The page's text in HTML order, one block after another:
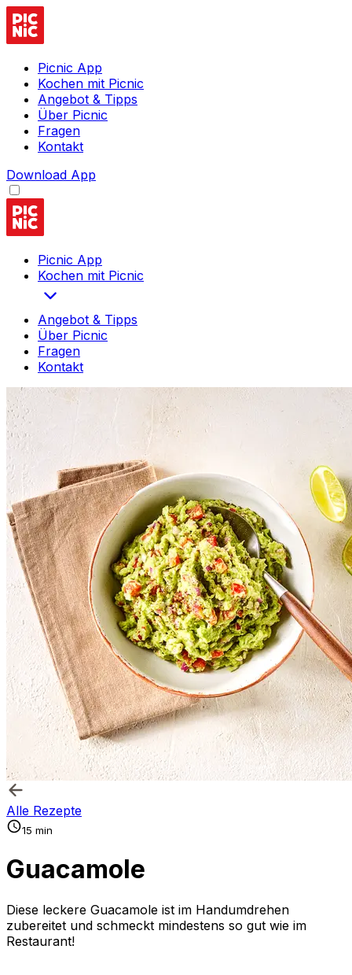
Picnic App
Kochen mit Picnic
Angebot & Tipps
Über Picnic
Fragen
Kontakt
Download App
Picnic App
Kochen mit Picnic
Angebot & Tipps
Über Picnic
Fragen
Kontakt
Alle Rezepte
15 min
Guacamole
Diese leckere Guacamole ist im Handumdrehen
zubereitet und schmeckt mindestens so gut wie im
Restaurant!